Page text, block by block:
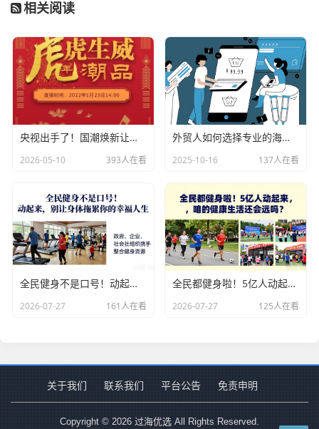
相关阅读
央视出手了！国潮焕新让非遗炸场，这才是文化强国该有的排面
2026-05-10 393人在看
外贸人如何选择专业的海关数据公司？
2025-10-16 137人在看
全民健身不是口号！动起来，别让身体拖累你的幸福人生
2026-07-27 161人在看
全民都健身啦！5亿人动起来，咱的健康生活还会远吗？
2026-07-27 125人在看
关于我们 联系我们 平台公告 免责申明
Copyright © 2026 过海优选 All Rights Reserved.